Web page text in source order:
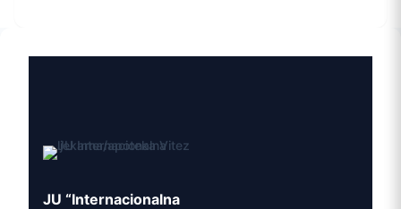
JU “Internacionalna